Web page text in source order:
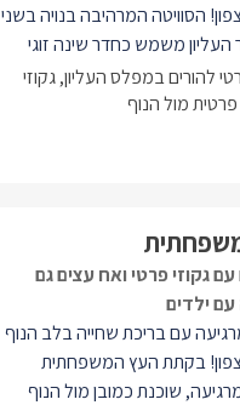
הסוויטה המרהיבה בנויה בשני
משמש כחדר שינה זוגי
ואילו התחתון כולל סלון גדול
עבור הילדים) ומטבח. בכל
להורים במפלס העליון, גקוזי
מול הנוף
גקוזי פרטי ואח עצים גם
ילדים
עם בריכת שחייה בלב הנוף
בקתת העץ המשפחתית
שוכנת כמובן מול הנוף